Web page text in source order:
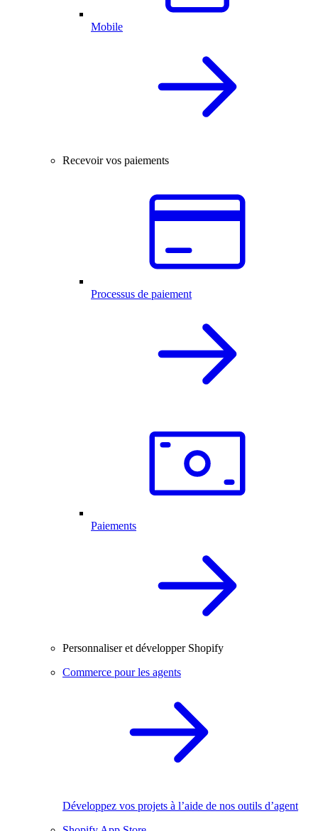
Mobile
Recevoir vos paiements
Processus de paiement
Paiements
Personnaliser et développer Shopify
Commerce pour les agents
Développez vos projets à l’aide de nos outils d’agent